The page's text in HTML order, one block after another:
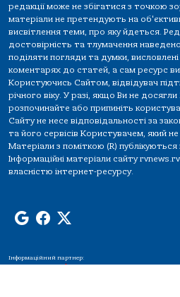
редакції може не збігатися з точкою
матеріали не претендують на
висвітлення теми, про яку йдеться.
достовірність та тлумачення
поділяти погляди та думки,
коментарях до статей, а сам ресурс
Користуючись Сайтом, відвідувач
річного віку. У разі, якщо Ви не досягли
розпочинайте або припиніть
Сайту не несе відповідальності за
та його сервісів Користувачем, який не
Матеріали з поміткою (R)
Інформаційні матеріали сайту
власністю інтернет-ресурсу.
Інформаційний партнер: